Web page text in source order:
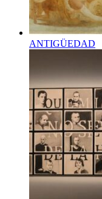
ANTIGÜEDAD